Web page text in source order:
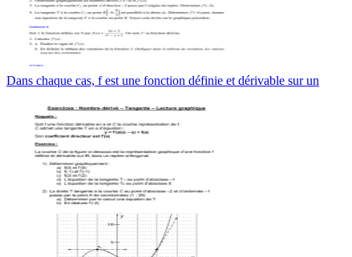
Dans chaque cas, f est une fonction définie et dérivable sur un